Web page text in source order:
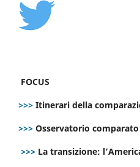
FOCUS
>>> Itinerari della
>>> Osservatorio comparato
>>> La transizione: